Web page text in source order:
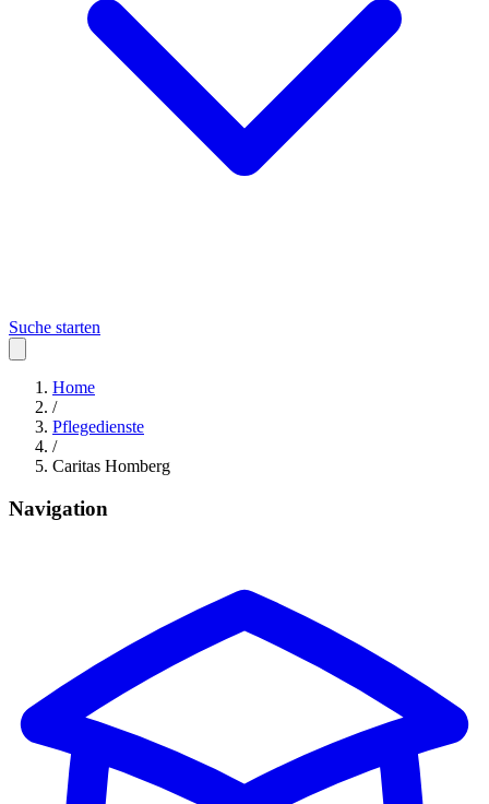
Suche starten
Home
/
Pflegedienste
/
Caritas Homberg
Navigation